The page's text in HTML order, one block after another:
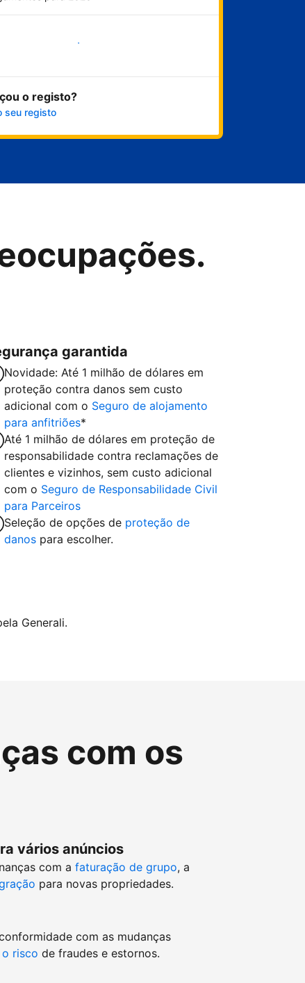
Comece já
o registo?
seu registo
garantida
Novidade: Até 1 milhão de dólares em
proteção contra danos sem custo
adicional com o Seguro de alojamento
para anfitriões*
Até 1 milhão de dólares em proteção de
responsabilidade contra reclamações de
clientes e vizinhos, sem custo adicional
com o Seguro de Responsabilidade Civil
para Parceiros
Seleção de opções de proteção de
danos para escolher.
Generali.
com os
vários anúncios
com a faturação de grupo, a
para novas propriedades.
com as mudanças
risco de fraudes e estornos.